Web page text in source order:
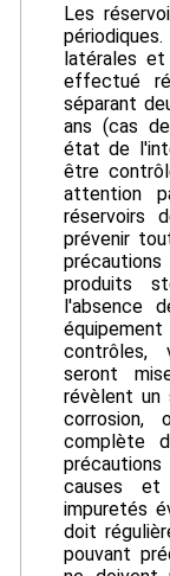
Les
latérales
effectué
séparant
ans (cas
état de
être
attention
réservoirs
prévenir
produits
l'absence
contrôles,
seront
révèlent un
corrosion,
complète
causes
impuretés
doit
pouvant